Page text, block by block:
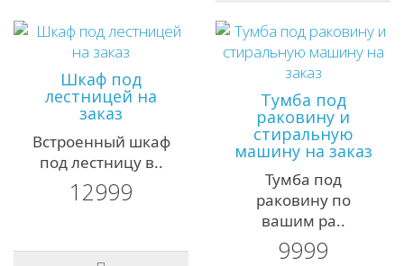
Шкаф под
лестницей на
заказ
Встроенный шкаф
под лестницу в..
12999
Тумба под
раковину и
стиральную
машину на заказ
Тумба под
раковину по
вашим ра..
9999